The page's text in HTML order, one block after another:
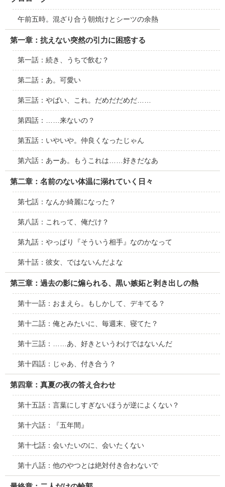
午前五時。混ざり合う朝焼けとシーツの余熱
第一章：抗えない突然の引力に困惑する
第一話：続き、うちで飲む？
第二話：あ。可愛い
第三話：やばい、これ。だめだだめだ……
第四話：……来ないの？
第五話：いやいや。仲良くなったじゃん
第六話：あーあ。もうこれは……好きだなあ
第二章：名前のない体温に溺れていく日々
第七話：なんか綺麗になった？
第八話：これって、俺だけ？
第九話：やっぱり『そういう相手』なのかなって
第十話：彼女、ではないんだよな
第三章：過去の影に煽られる、黒い嫉妬と剥き出しの熱
第十一話：おまえら。もしかして、デキてる？
第十二話：俺とみたいに、毎週末、寝てた？
第十三話：……あ、好きというわけではないんだ
第十四話：じゃあ、付き合う？
第四章：真夏の夜の答え合わせ
第十五話：言葉にしすぎないほうが逆によくない？
第十六話：『五年間』
第十七話：会いたいのに、会いたくない
第十八話：他のやつとは絶対付き合わないで